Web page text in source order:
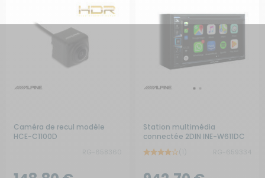
Caméra de recul modèle
HCE-C1100D
Station multimédia
connectée 2DIN INE-W611DC